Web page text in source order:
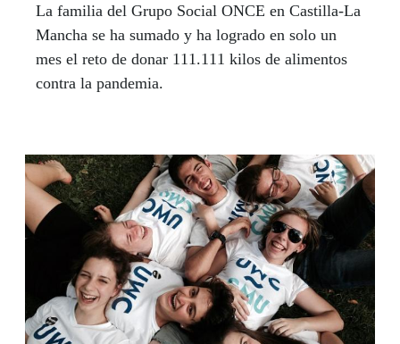
La familia del Grupo Social ONCE en Castilla-La
Mancha se ha sumado y ha logrado en solo un
mes el reto de donar 111.111 kilos de alimentos
contra la pandemia.